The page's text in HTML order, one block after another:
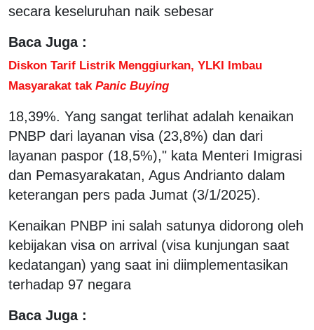
secara keseluruhan naik sebesar
Baca Juga :
Diskon Tarif Listrik Menggiurkan, YLKI Imbau
Masyarakat tak Panic Buying
18,39%. Yang sangat terlihat adalah kenaikan
PNBP dari layanan visa (23,8%) dan dari
layanan paspor (18,5%)," kata Menteri Imigrasi
dan Pemasyarakatan, Agus Andrianto dalam
keterangan pers pada Jumat (3/1/2025).
Kenaikan PNBP ini salah satunya didorong oleh
kebijakan visa on arrival (visa kunjungan saat
kedatangan) yang saat ini diimplementasikan
terhadap 97 negara
Baca Juga :